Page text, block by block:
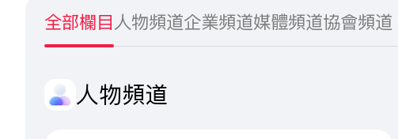
全部欄目人物頻道企業頻道媒體頻道協會頻道
人物頻道